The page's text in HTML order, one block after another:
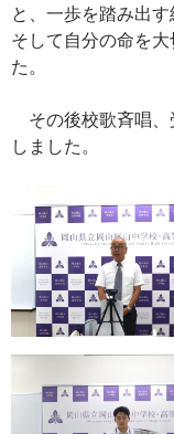
と、一歩を踏み出
そして自分の命を
た。
その後校歌斉唱、
しました。